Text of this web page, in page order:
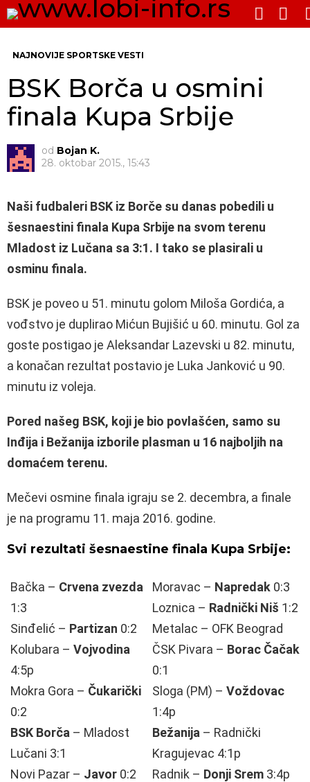
SWITCH
SKIN
NAJNOVIJE SPORTSKE VESTI
BSK Borča u osmini
finala Kupa Srbije
od Bojan K.
28. oktobar 2015., 15:43
Naši fudbaleri BSK iz Borče su danas pobedili u
šesnaestini finala Kupa Srbije na svom terenu
Mladost iz Lučana sa 3:1. I tako se plasirali u
osminu finala.
BSK je poveo u 51. minutu golom Miloša Gordića, a
vođstvo je duplirao Mićun Bujišić u 60. minutu. Gol za
goste postigao je Aleksandar Lazevski u 82. minutu,
a konačan rezultat postavio je Luka Janković u 90.
minutu iz voleja.
Pored našeg BSK, koji je bio povlašćen, samo su
Inđija i Bežanija izborile plasman u 16 najboljih na
domaćem terenu.
Mečevi osmine finala igraju se 2. decembra, a finale
je na programu 11. maja 2016. godine.
Svi rezultati šesnaestine finala Kupa Srbije:
Bačka – Crvena zvezda
1:3
Sinđelić – Partizan 0:2
Kolubara – Vojvodina
4:5p
Mokra Gora – Čukarički
0:2
BSK Borča – Mladost
Lučani 3:1
Novi Pazar – Javor 0:2
Moravac – Napredak 0:3
Loznica – Radnički Niš 1:2
Metalac – OFK Beograd
ČSK Pivara – Borac Čačak
0:1
Sloga (PM) – Voždovac
1:4p
Bežanija – Radnički
Kragujevac 4:1p
Radnik – Donji Srem 3:4p